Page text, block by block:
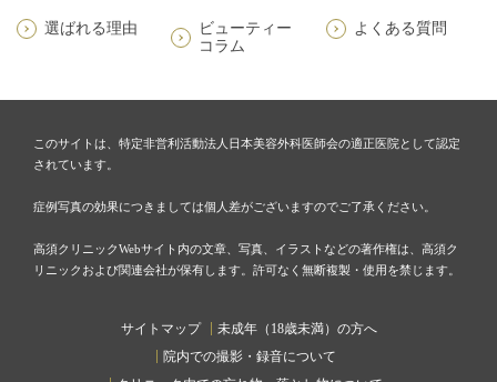
選ばれる理由
ビューティー
コラム
よくある質問
このサイトは、特定非営利活動法人日本美容外科医師会の適正医院として認定
されています。
症例写真の効果につきましては個人差がございますのでご了承ください。
高須クリニックWebサイト内の文章、写真、イラストなどの著作権は、高須ク
リニックおよび関連会社が保有します。許可なく無断複製・使用を禁じます。
サイトマップ
未成年（18歳未満）の方へ
院内での撮影・録音について